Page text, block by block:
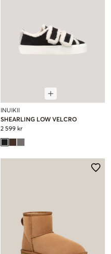
INUIKII
SHEARLING LOW VELCRO
2 599 kr